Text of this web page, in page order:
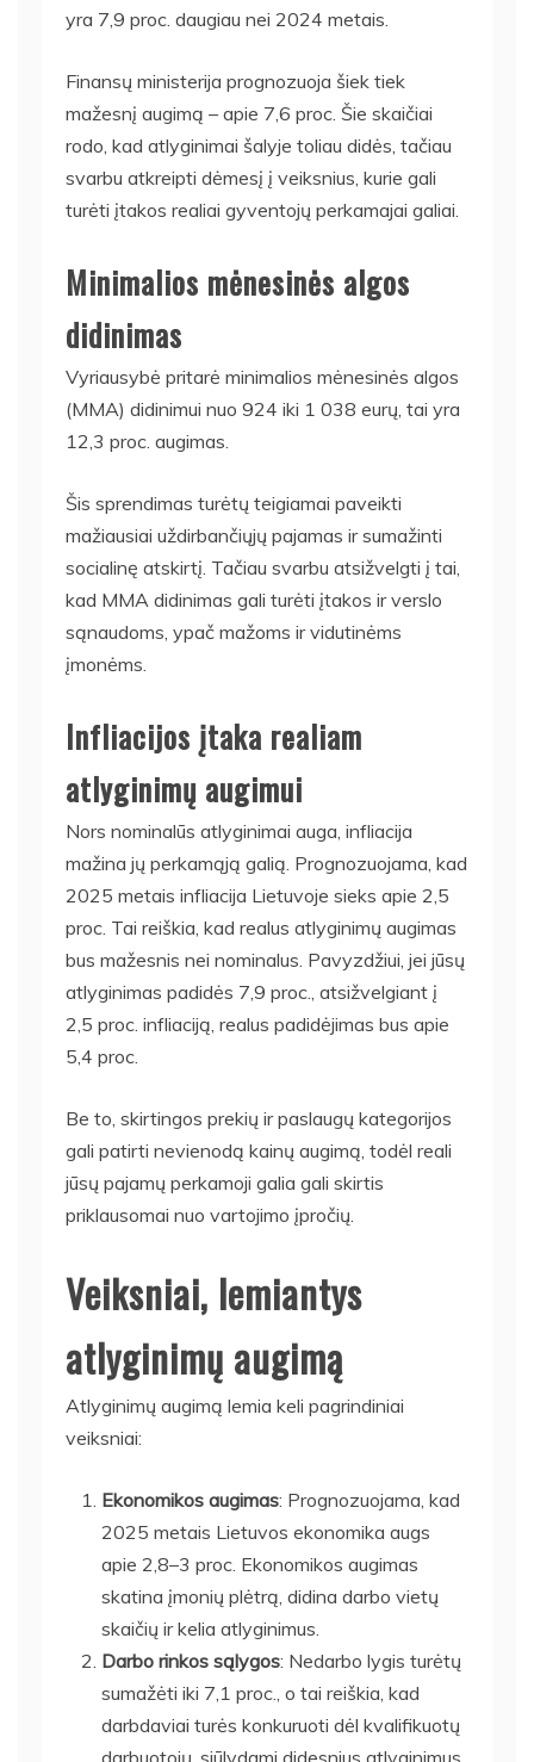
yra 7,9 proc. daugiau nei 2024 metais.
Finansų ministerija prognozuoja šiek tiek
mažesnį augimą – apie 7,6 proc. Šie skaičiai
rodo, kad atlyginimai šalyje toliau didės, tačiau
svarbu atkreipti dėmesį į veiksnius, kurie gali
turėti įtakos realiai gyventojų perkamajai galiai.
Minimalios mėnesinės algos
didinimas
Vyriausybė pritarė minimalios mėnesinės algos
(MMA) didinimui nuo 924 iki 1 038 eurų, tai yra
12,3 proc. augimas.
Šis sprendimas turėtų teigiamai paveikti
mažiausiai uždirbančiųjų pajamas ir sumažinti
socialinę atskirtį. Tačiau svarbu atsižvelgti į tai,
kad MMA didinimas gali turėti įtakos ir verslo
sąnaudoms, ypač mažoms ir vidutinėms
įmonėms.
Infliacijos įtaka realiam
atlyginimų augimui
Nors nominalūs atlyginimai auga, infliacija
mažina jų perkamąją galią. Prognozuojama, kad
2025 metais infliacija Lietuvoje sieks apie 2,5
proc. Tai reiškia, kad realus atlyginimų augimas
bus mažesnis nei nominalus. Pavyzdžiui, jei jūsų
atlyginimas padidės 7,9 proc., atsižvelgiant į
2,5 proc. infliaciją, realus padidėjimas bus apie
5,4 proc.
Be to, skirtingos prekių ir paslaugų kategorijos
gali patirti nevienodą kainų augimą, todėl reali
jūsų pajamų perkamoji galia gali skirtis
priklausomai nuo vartojimo įpročių.
Veiksniai, lemiantys
atlyginimų augimą
Atlyginimų augimą lemia keli pagrindiniai
veiksniai:
Ekonomikos augimas: Prognozuojama, kad
2025 metais Lietuvos ekonomika augs
apie 2,8–3 proc. Ekonomikos augimas
skatina įmonių plėtrą, didina darbo vietų
skaičių ir kelia atlyginimus.
Darbo rinkos sąlygos: Nedarbo lygis turėtų
sumažėti iki 7,1 proc., o tai reiškia, kad
darbdaviai turės konkuruoti dėl kvalifikuotų
darbuotojų, siūlydami didesnius atlyginimus.